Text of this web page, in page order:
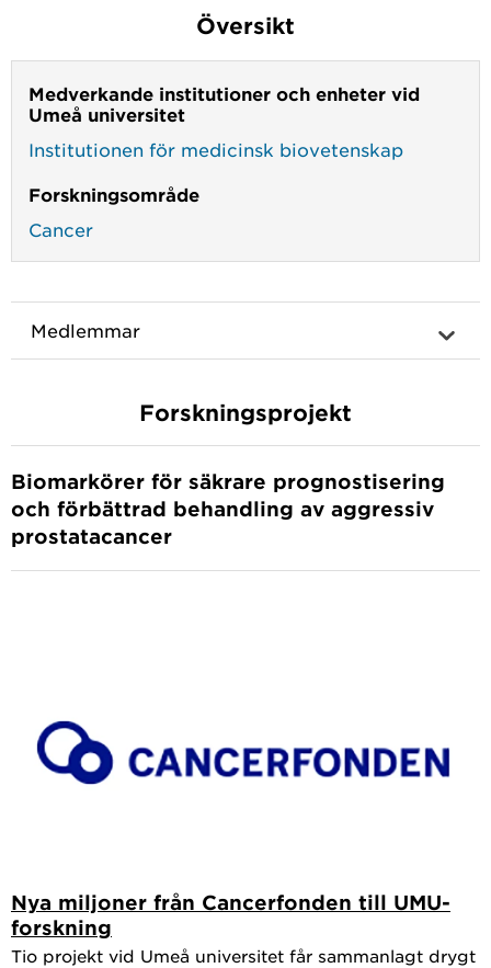
Översikt
Medverkande institutioner och enheter vid
Umeå universitet
Institutionen för medicinsk biovetenskap
Forskningsområde
Cancer
Medlemmar
Forskningsprojekt
Biomarkörer för säkrare prognostisering
och förbättrad behandling av aggressiv
prostatacancer
Nya miljoner från Cancerfonden till UMU-
forskning
Tio projekt vid Umeå universitet får sammanlagt drygt